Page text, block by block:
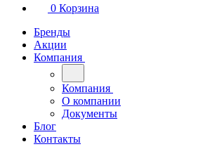
0 Корзина
Бренды
Акции
Компания
Компания
О компании
Документы
Блог
Контакты